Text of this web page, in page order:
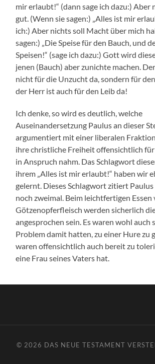
mir erlaubt!“ (dann sage ich dazu:) Aber
gut. (Wenn sie sagen:) „Alles ist mir
ich:) Aber nichts soll Macht über mich
sagen:) „Die Speise für den Bauch, und
Speisen!“ (sage ich dazu:) Gott wird
jenen (Bauch) aber zunichte machen.
nicht für die Unzucht da, sondern für
der Herr ist auch für den Leib da!
Ich denke, so wird es deutlich, welche
Auseinandersetzung Paulus an dieser
argumentiert mit einer liberalen
ihre christliche Freiheit offensichtlich
in Anspruch nahm. Das Schlagwort
ihrem „Alles ist mir erlaubt!“ haben wir
gelernt. Dieses Schlagwort zitiert
noch zweimal. Beim leichtfertigen Essen
Götzenopferfleisch werden sicherlich
angesprochen sein. Es waren wohl auch
Problem damit hatten, zu einer Hure zu
waren offensichtlich auch bereit zu
eine Frau seines Vaters hat.
© 2026 DAS NEUE TESTAMENT